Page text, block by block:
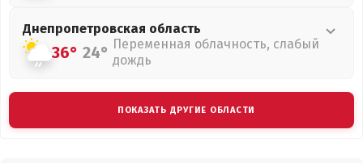
Днепропетровская область
36° 24° Переменная облачность, слабый
дождь
ПОКАЗАТЬ ДРУГИЕ ОБЛАСТИ